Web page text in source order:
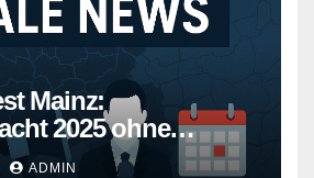
Mainz:
2025 ohne
ADMIN